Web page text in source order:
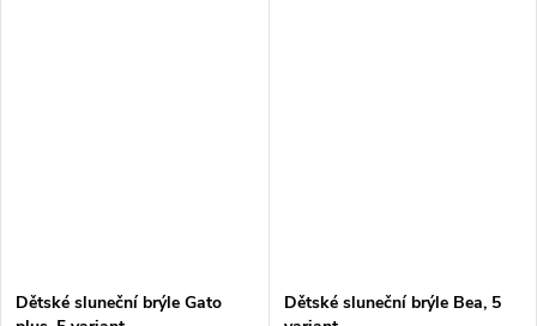
Dětské sluneční brýle Gato
Dětské sluneční brýle Bea, 5